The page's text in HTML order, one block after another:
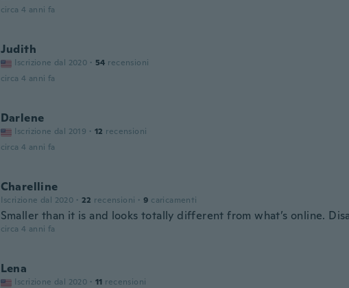
circa 4 anni fa
Judith
Iscrizione dal 2020 · 54 recensioni
circa 4 anni fa
Darlene
Iscrizione dal 2019 · 12 recensioni
circa 4 anni fa
Charelline
Iscrizione dal 2020 · 22 recensioni · 9 caricamenti
Smaller than it is and looks totally different from what’s online.
circa 4 anni fa
Lena
Iscrizione dal 2020 · 11 recensioni